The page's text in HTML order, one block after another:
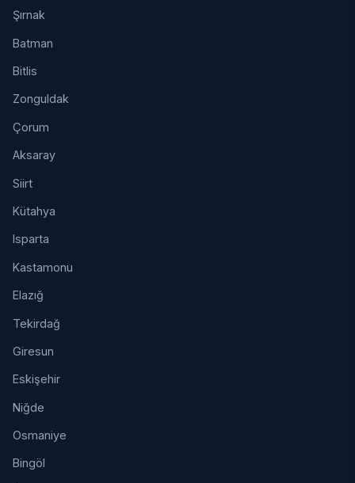
Şırnak
Batman
Bitlis
Zonguldak
Çorum
Aksaray
Siirt
Kütahya
Isparta
Kastamonu
Elazığ
Tekirdağ
Giresun
Eskişehir
Niğde
Osmaniye
Bingöl